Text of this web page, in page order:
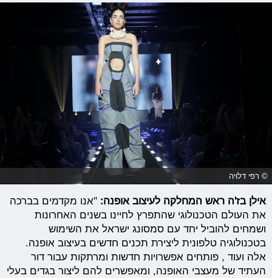
© רפי דלויה
אילן בז'ה ראש המחלקה לעיצוב אופנה: "אנו מקדמים בברכה
את העולם הטכנולוגי שהתפרץ לחיינו בשנים האחרונות
ושמחים להוביל יחד עם סמסונג ישראל את השימוש
בטכנולוגיה טלפונית ליצירת תכנים חדשים בעיצוב אופנה.
אלה ועוד , פותחים אפשרויות חדשות ומרתקות עבור דור
העתיד של מעצבי האופנה, ומאפשרים להם ליצור בגדים בעלי